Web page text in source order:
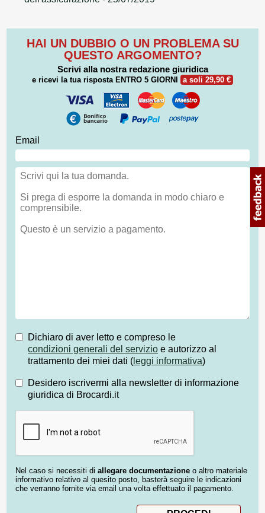
HAI UN DUBBIO O UN PROBLEMA SU
QUESTO ARGOMENTO?
Scrivi alla nostra redazione giuridica
e ricevi la tua risposta ENTRO 5 GIORNI a soli 29,90 €
Email
Dichiaro di aver letto e compreso le
condizioni generali del servizio e autorizzo al
trattamento dei miei dati ( leggi informativa)
Desidero iscrivermi alla newsletter di informazione
giuridica di Brocardi.it
Nel caso si necessiti di allegare documentazione o altro materiale
informativo relativo al quesito posto, basterà seguire le indicazioni
che verranno fornite via email una volta effettuato il pagamento.